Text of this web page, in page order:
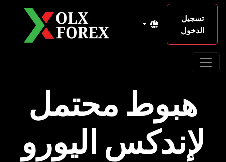
تسجيل
الدخول
هبوط محتمل
لإندكس اليورو